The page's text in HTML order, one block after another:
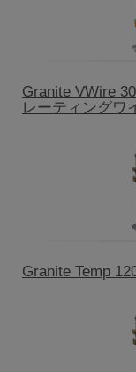
Granite VWire
レーティングワ
Granite Temp